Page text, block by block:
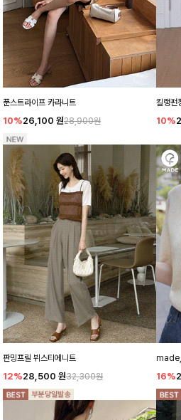
푼스트라이프 카라니트
10%26,100 원28,900원
킬랭펀
10%
판밍프릴 뷔스티에니트
12%28,500 원32,300원
made,
16%